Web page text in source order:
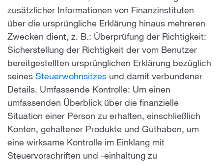
zusätzlicher Informationen von Finanzinstituten
über die ursprüngliche Erklärung hinaus mehreren
Zwecken dient, z. B.: Überprüfung der Richtigkeit:
Sicherstellung der Richtigkeit der vom Benutzer
bereitgestellten ursprünglichen Erklärung bezüglich
seines Steuerwohnsitzes und damit verbundener
Details. Umfassende Kontrolle: Um einen
umfassenden Überblick über die finanzielle
Situation einer Person zu erhalten, einschließlich
Konten, gehaltener Produkte und Guthaben, um
eine wirksame Kontrolle im Einklang mit
Steuervorschriften und -einhaltung zu